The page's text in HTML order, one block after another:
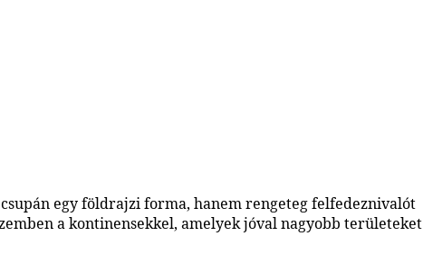
egy földrajzi forma, hanem rengeteg felfedeznivalót
a kontinensekkel, amelyek jóval nagyobb területeket